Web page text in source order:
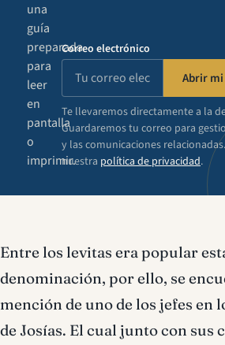
una
guía
preparada
para
leer
en
pantalla
o
imprimir.
Correo electrónico
Abrir
Te llevaremos directamente a la
Guardaremos tu correo para
y las comunicaciones
nuestra política de privacidad.
Entre los levitas era popular
denominación, por ello, se
mención de uno de los jefes en
de Josías. El cual junto con sus